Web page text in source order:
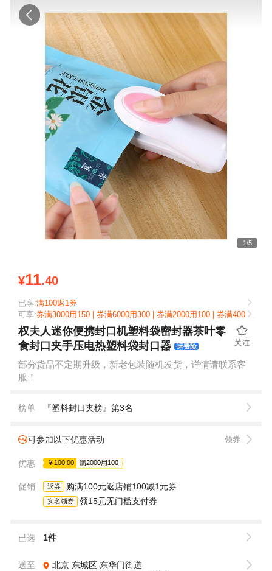
1/5
¥11.40
已享:满100返1券
可享:券满3000用150 | 券满6000用300 | 券满2000用100 | 券满4000用
权夫人迷你便携封口机塑料袋密封器茶叶零
食封口夹手压电热塑料袋封口器 运费险
部分货品不定期升级，新老包装随机发货，详情请联系客
服！
榜单 『塑料封口夹榜』第3名
可参加以下优惠活动 领券
优惠 ￥100.00 满2000用100
促销 返券 购满100元返店铺100减1元券
实名领券 领15元无门槛支付券
已选 1件
送至 北京 东城区 东华门街道